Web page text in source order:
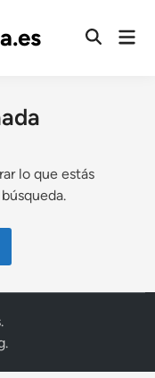
lo que estás
.
.